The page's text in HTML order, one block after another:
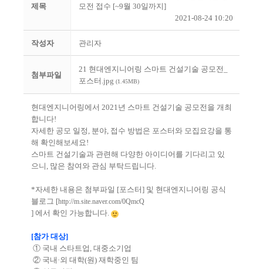
제목
모전 접수 [~9월 30일까지]
2021-08-24 10:20
작성자 관리자
첨부파일
21 현대엔지니어링 스마트 건설기술 공모전_
포스터.jpg (1.45MB)
현대엔지니어링에서 2021년 스마트 건설기술 공모전을 개최
합니다!
자세한 공모 일정, 분야, 접수 방법은 포스터와 모집요강을 통
해 확인해보세요!
스마트 건설기술과 관련해 다양한 아이디어를 기다리고 있
으니, 많은 참여와 관심 부탁드립니다.
*자세한 내용은 첨부파일 [포스터] 및 현대엔지니어링 공식
블로그 [http://m.site.naver.com/0QmcQ
] 에서 확인 가능합니다.
[참가 대상]
① 국내 스타트업, 대중소기업
② 국내·외 대학(원) 재학중인 팀